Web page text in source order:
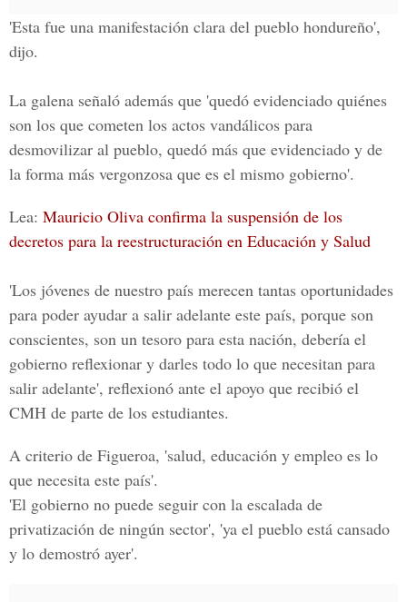
'Esta fue una manifestación clara del pueblo hondureño',
dijo.
La galena señaló además que 'quedó evidenciado quiénes
son los que cometen los actos vandálicos para
desmovilizar al pueblo, quedó más que evidenciado y de
la forma más vergonzosa que es el mismo gobierno'.
Lea: Mauricio Oliva confirma la suspensión de los
decretos para la reestructuración en Educación y Salud
'Los jóvenes de nuestro país merecen tantas oportunidades
para poder ayudar a salir adelante este país, porque son
conscientes, son un tesoro para esta nación, debería el
gobierno reflexionar y darles todo lo que necesitan para
salir adelante', reflexionó ante el apoyo que recibió el
CMH de parte de los estudiantes.
A criterio de Figueroa, 'salud, educación y empleo es lo
que necesita este país'.
'El gobierno no puede seguir con la escalada de
privatización de ningún sector', 'ya el pueblo está cansado
y lo demostró ayer'.